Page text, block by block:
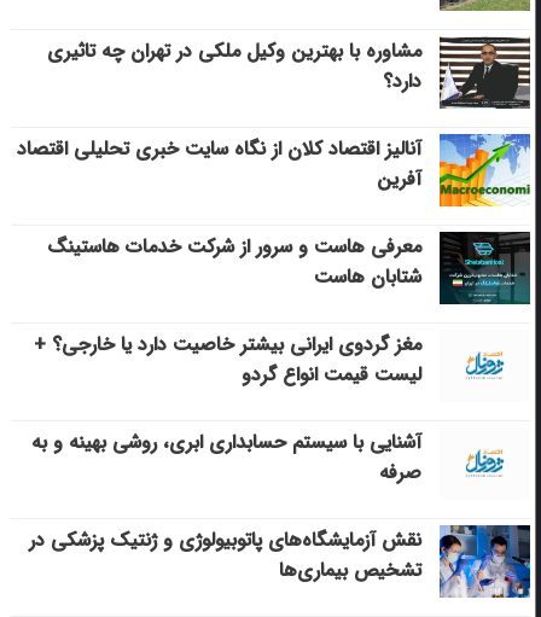
مشاوره با بهترین وکیل ملکی در تهران چه تاثیری
دارد؟
آنالیز اقتصاد کلان از نگاه سایت خبری تحلیلی اقتصاد
آفرین
معرفی هاست و سرور از شرکت خدمات هاستینگ
شتابان هاست
مغز گردوی ایرانی بیشتر خاصیت دارد یا خارجی؟ +
لیست قیمت انواع گردو
آشنایی با سیستم حسابداری ابری، روشی بهینه و به
صرفه
نقش آزمایشگاه‌های پاتوبیولوژی و ژنتیک پزشکی در
تشخیص بیماری‌ها